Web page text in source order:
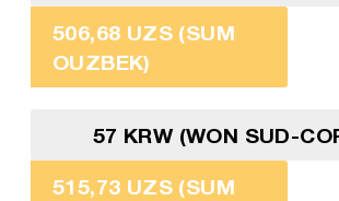
506,68 UZS (SUM
OUZBEK)
57 KRW (WON SUD-
515,73 UZS (SUM